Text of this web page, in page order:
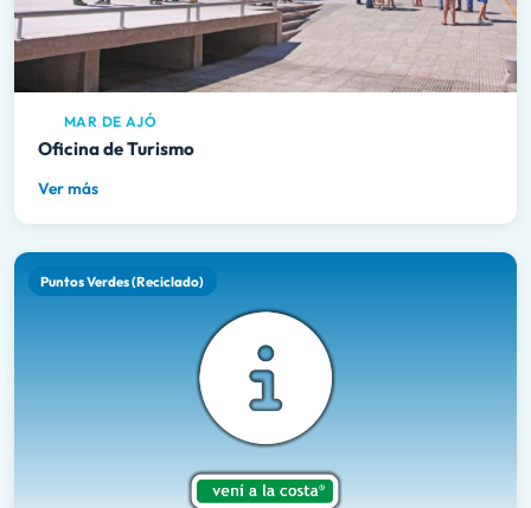
MAR DE AJÓ
Oficina de Turismo
Ver más
Puntos Verdes (Reciclado)